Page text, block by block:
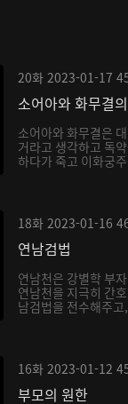
20화 2023-01-17
소어아와 화무결
소어아와 화무결은
거라고 생각하고 독
하다가 죽고 이화궁
18화 2023-01-16
연남검법
연남천은 강별학 부
연남천을 지극히 간
남검법을 전수해주
16화 2023-01-12
부모의 원한